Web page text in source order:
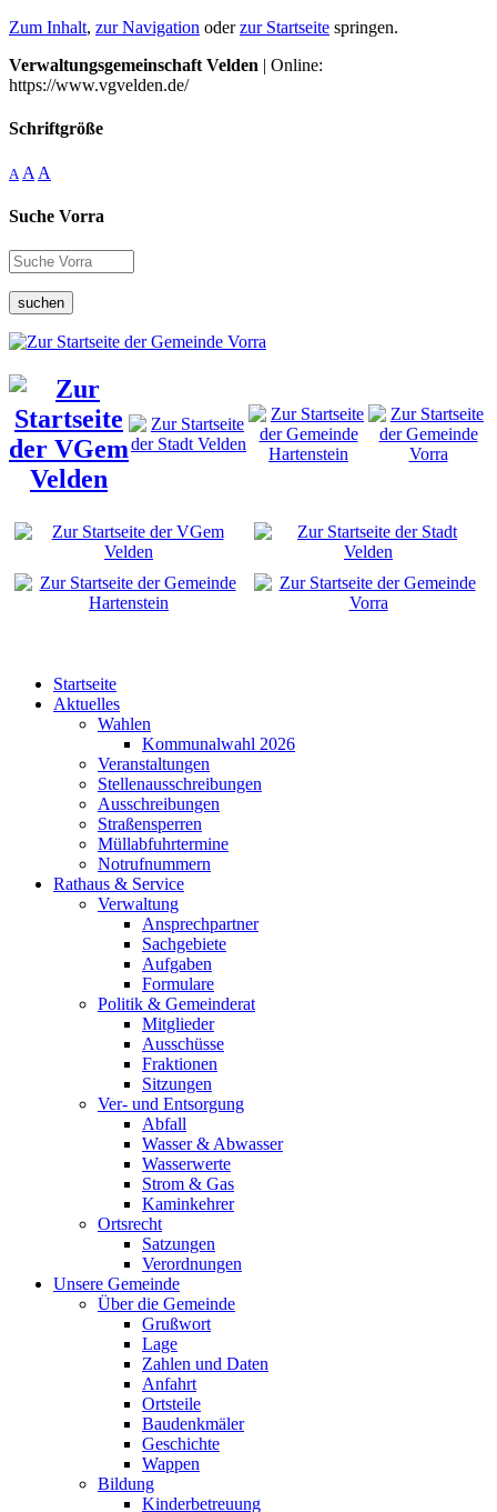
Zum Inhalt, zur Navigation oderzur Startseite springen.
Verwaltungsgemeinschaft Velden | Online:
https://www.vgvelden.de/
Schriftgröße
A A A
Suche Vorra
suchen
Startseite
Aktuelles
Wahlen
Kommunalwahl 2026
Veranstaltungen
Stellenausschreibungen
Ausschreibungen
Straßensperren
Müllabfuhrtermine
Notrufnummern
Rathaus & Service
Verwaltung
Ansprechpartner
Sachgebiete
Aufgaben
Formulare
Politik & Gemeinderat
Mitglieder
Ausschüsse
Fraktionen
Sitzungen
Ver- und Entsorgung
Abfall
Wasser & Abwasser
Wasserwerte
Strom & Gas
Kaminkehrer
Ortsrecht
Satzungen
Verordnungen
Unsere Gemeinde
Über die Gemeinde
Grußwort
Lage
Zahlen und Daten
Anfahrt
Ortsteile
Baudenkmäler
Geschichte
Wappen
Bildung
Kinderbetreuung